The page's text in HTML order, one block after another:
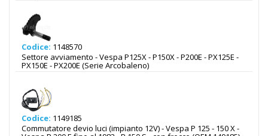
Codice: 1148570
Settore avviamento - Vespa P125X - P150X - P200E - PX125E -
PX150E - PX200E (Serie Arcobaleno)
Codice: 1149185
Commutatore devio luci (impianto 12V) - Vespa P 125 - 150 X -